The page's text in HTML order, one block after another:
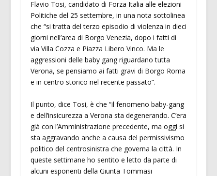
Flavio Tosi, candidato di Forza Italia alle elezioni
Politiche del 25 settembre, in una nota sottolinea
che “si tratta del terzo episodio di violenza in dieci
giorni nell’area di Borgo Venezia, dopo i fatti di
via Villa Cozza e Piazza Libero Vinco. Ma le
aggressioni delle baby gang riguardano tutta
Verona, se pensiamo ai fatti gravi di Borgo Roma
e in centro storico nel recente passato”.
Il punto, dice Tosi, è che “il fenomeno baby-gang
e dell’insicurezza a Verona sta degenerando. C’era
già con l’Amministrazione precedente, ma oggi si
sta aggravando anche a causa del permissivismo
politico del centrosinistra che governa la città. In
queste settimane ho sentito e letto da parte di
alcuni esponenti della Giunta Tommasi